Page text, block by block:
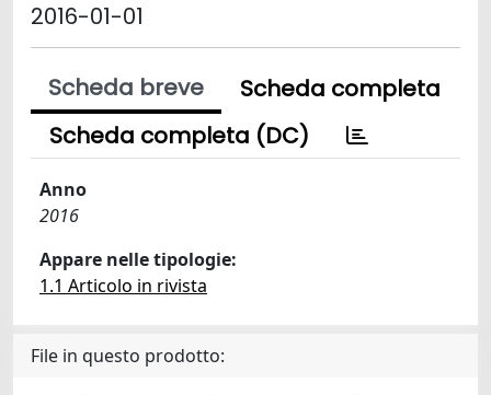
2016-01-01
Scheda breve
Scheda completa
Scheda completa (DC)
Anno
2016
Appare nelle tipologie:
1.1 Articolo in rivista
File in questo prodotto: